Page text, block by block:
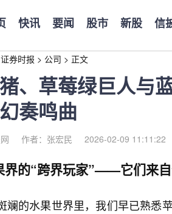
快讯 要闻 股市 新股 信
证券时报 > 公司 > 正文
、草莓绿巨人与
奏鸣曲
作者：张宏民 2026-02-09 11:11:22
界的“跨界玩家”——它们来自
斓的水果世界里，我们早已熟悉